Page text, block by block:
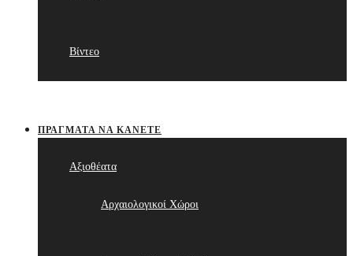
Βίντεο
ΠΡΆΓΜΑΤΑ ΝΑ ΚΆΝΕΤΕ
Αξιοθέατα
Αρχαιολογικοί Χώροι